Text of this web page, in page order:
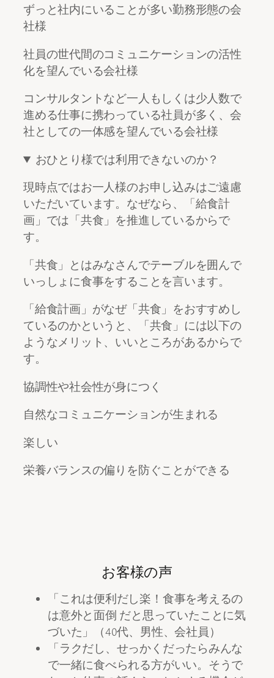
ずっと社内にいることが多い勤務形態の会
社様
社員の世代間のコミュニケーションの活性
化を望んでいる会社様
コンサルタントなど一人もしくは少人数で
進める仕事に携わっている社員が多く、会
社としての一体感を望んでいる会社様
おひとり様では利用できないのか？
現時点ではお一人様のお申し込みはご遠慮
いただいています。なぜなら、「給食計
画」では「共食」を推進しているからで
す。
「共食」とはみなさんでテーブルを囲んで
いっしょに食事をすることを言います。
「給食計画」がなぜ「共食」をおすすめし
ているのかというと、「共食」には以下の
ようなメリット、いいところがあるからで
す。
協調性や社会性が身につく
自然なコミュニケーションが生まれる
楽しい
栄養バランスの偏りを防ぐことができる
お客様の声
「これは便利だし楽！食事を考えるの
は意外と面倒 だと思っていたことに気
づいた」（40代、男性、会社員）
「ラクだし、せっかくだったらみんな
で一緒に食べられる方がいい。そうで